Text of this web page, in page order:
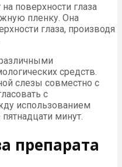
поверхности глаза
пленку. Она
глаза, производя
средств.
слезы совместно с
с
использованием
минут.
препарата